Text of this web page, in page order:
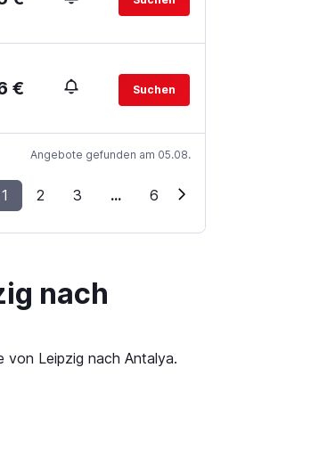
€ Suchen
Angebote gefunden am 05.08.
1 2 3 ... 6
nach
von Leipzig nach Antalya.